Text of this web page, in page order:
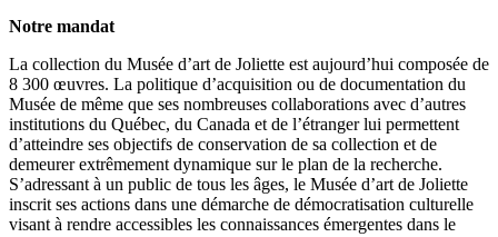
Notre mandat
La collection du Musée d’art de Joliette est aujourd’hui composée de
8 300 œuvres. La politique d’acquisition ou de documentation du
Musée de même que ses nombreuses collaborations avec d’autres
institutions du Québec, du Canada et de l’étranger lui permettent
d’atteindre ses objectifs de conservation de sa collection et de
demeurer extrêmement dynamique sur le plan de la recherche.
S’adressant à un public de tous les âges, le Musée d’art de Joliette
inscrit ses actions dans une démarche de démocratisation culturelle
visant à rendre accessibles les connaissances émergentes dans le